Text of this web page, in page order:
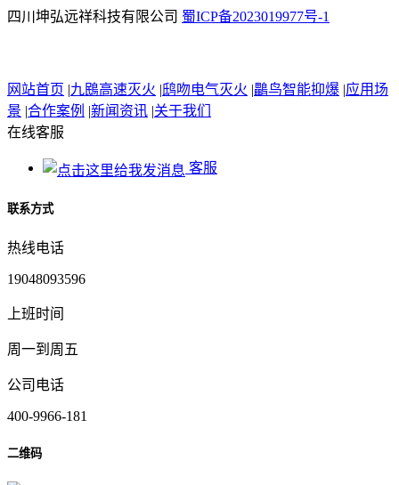
四川坤弘远祥科技有限公司 蜀ICP备2023019977号-1
网站首页 |九鴖高速灭火 |鸱吻电气灭火 |鸓鸟智能抑爆 |应用场
景 |合作案例 |新闻资讯 |关于我们
在线客服
客服
联系方式
热线电话
19048093596
上班时间
周一到周五
公司电话
400-9966-181
二维码